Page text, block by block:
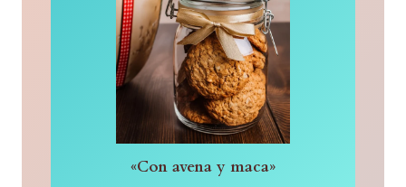
«Con avena y maca»